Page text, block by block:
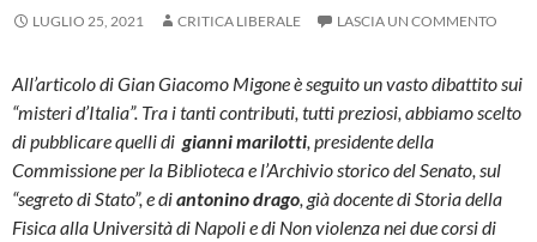
LUGLIO 25, 2021 CRITICA LIBERALE LASCIA UN COMMENTO
All’articolo di Gian Giacomo Migone è seguito un vasto dibattito sui
“misteri d’Italia”. Tra i tanti contributi, tutti preziosi, abbiamo scelto
di pubblicare quelli di gianni marilotti , presidente della
Commissione per la Biblioteca e l’Archivio storico del Senato, sul
“segreto di Stato”, e diantonino drago , già docente di Storia della
Fisica alla Università di Napoli e di Non violenza nei due corsi di